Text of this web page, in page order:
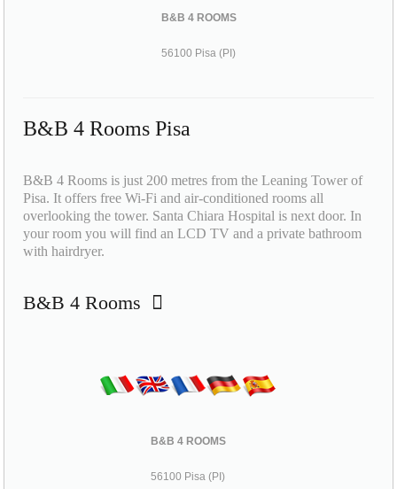
B&B 4 ROOMS
56100 Pisa (PI)
B&B 4 Rooms Pisa
B&B 4 Rooms is just 200 metres from the Leaning Tower of
Pisa. It offers free Wi-Fi and air-conditioned rooms all
overlooking the tower. Santa Chiara Hospital is next door. In
your room you will find an LCD TV and a private bathroom
with hairdryer.
B&B 4 Rooms
B&B 4 ROOMS
56100 Pisa (PI)